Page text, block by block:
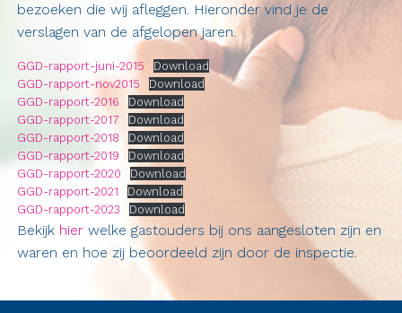
bezoeken die wij afleggen. Hieronder vind je de
verslagen van de afgelopen jaren.
GGD-rapport-juni-2015
Download
GGD-rapport-nov2015
Download
GGD-rapport-2016
Download
GGD-rapport-2017
Download
GGD-rapport-2018
Download
GGD-rapport-2019
Download
GGD-rapport-2020
Download
GGD-rapport-2021
Download
GGD-rapport-2023
Download
Bekijk hierwelke gastouders bij ons aangesloten zijn en
waren en hoe zij beoordeeld zijn door de inspectie.